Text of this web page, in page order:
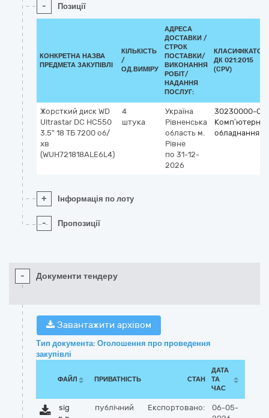
- Позиції
КОНКРЕТНА НАЗВА
ПРЕДМЕТА ЗАКУПІВЛІ
КІЛЬКІСТЬ
/
ОД.ВИМІРУ
АДРЕСА
ДОСТАВКИ /
СТРОК
ПОСТАВКИ/
ВИКОНАННЯ
РОБІТ/
НАДАННЯ
ПОСЛУГ:
КЛАСИФІКАТОР
ДК 021:2015
(CPV)
Жорсткий диск WD
Ultrastar DC HC550
3.5" 18 ТБ 7200 об/
хв
(WUH721818ALE6L4)
4
штука
Україна
Рівненська
область м.
Рівне
по 31-12-
2026
30230000-0
Комп’ютерне
обладнання
+ Інформація по лоту
- Пропозиції
- Документи тендеру
Завантажити архівом
Тип документа: Оголошення про проведення
закупівлі
ФАЙЛ ПРИВАТНІСТЬ СТАН
ДАТА
ТА
ЧАС
sig
публічний Експортовано:
06-05-